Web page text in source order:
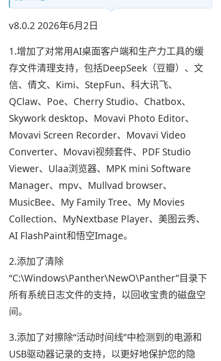
v8.0.2 2026年6月2日
1.增加了对常用AI桌面客户端和生产力工具的缓
存文件清理支持，包括DeepSeek（豆瓣）、文
信、倩文、Kimi、StepFun、科大讯飞、
QClaw、Poe、Cherry Studio、Chatbox、
Skywork desktop、Movavi Photo Editor、
Movavi Screen Recorder、Movavi Video
Converter、Movavi视频套件、PDF Studio
Viewer、Ulaa浏览器、MPK mini Software
Manager、mpv、Mullvad browser、
MusicBee、My Family Tree、My Movies
Collection、MyNextbase Player、美图云秀、
AI FlashPaint和悟空Image。
2.添加了清除
“C:\Windows\Panther\NewO\Panther”目录下
所有系统日志文件的支持，以回收宝贵的磁盘空
间。
3.添加了对擦除“活动时间线”中检测到的电源和
USB驱动器记录的支持，以更好地保护您的隐